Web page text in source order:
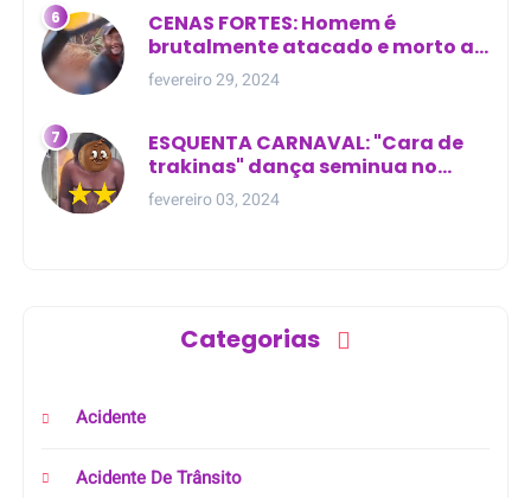
CENAS FORTES: Homem é
brutalmente atacado e morto a
golpes de facão em joão lisboa
fevereiro 29, 2024
ESQUENTA CARNAVAL: "Cara de
trakinas" dança seminua no
meio da rua na Bahia
fevereiro 03, 2024
Categorias
Acidente
Acidente De Trânsito